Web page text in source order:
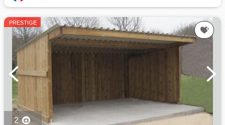
PRESTIGE
2